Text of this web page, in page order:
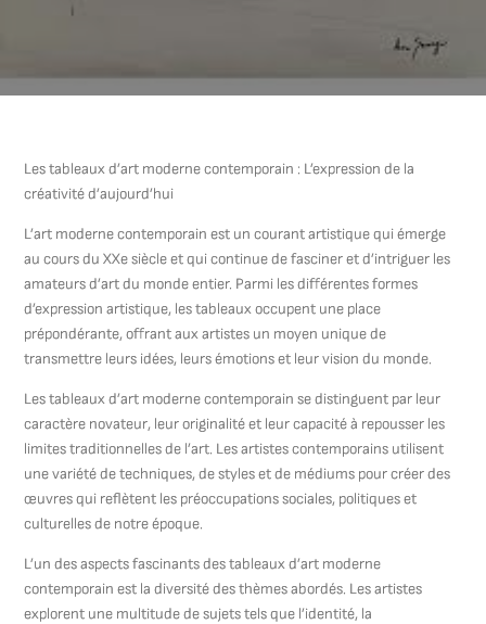
Les tableaux d’art moderne contemporain : L’expression de la
créativité d’aujourd’hui
L’art moderne contemporain est un courant artistique qui émerge
au cours du XXe siècle et qui continue de fasciner et d’intriguer les
amateurs d’art du monde entier. Parmi les différentes formes
d’expression artistique, les tableaux occupent une place
prépondérante, offrant aux artistes un moyen unique de
transmettre leurs idées, leurs émotions et leur vision du monde.
Les tableaux d’art moderne contemporain se distinguent par leur
caractère novateur, leur originalité et leur capacité à repousser les
limites traditionnelles de l’art. Les artistes contemporains utilisent
une variété de techniques, de styles et de médiums pour créer des
œuvres qui reflètent les préoccupations sociales, politiques et
culturelles de notre époque.
L’un des aspects fascinants des tableaux d’art moderne
contemporain est la diversité des thèmes abordés. Les artistes
explorent une multitude de sujets tels que l’identité, la